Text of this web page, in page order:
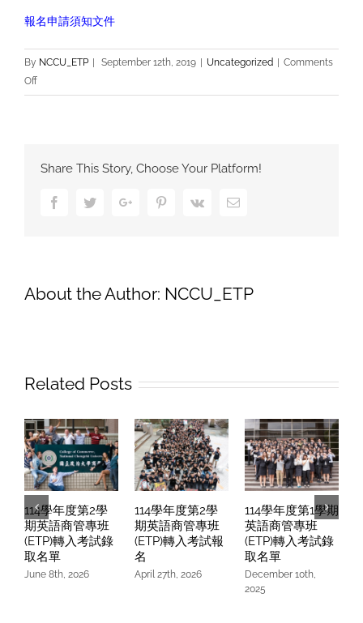
報名申請須知文件
By NCCU_ETP September 12th, 2019 Uncategorized
Comments
Offon
2020
院
Program，
學
Share This Story, Choose Your Platform!
FacebookTwitterGoogle+ PinterestVk Email
About the Author: NCCU_ETP
Related Posts
114學年度第2學
期英語商管專班
(ETP)轉入考試錄
取名單
June 8th, 2026
114學年度第2學
期英語商管專班
(ETP)轉入考試報
名
April 27th, 2026
114學年度第1學期
英語商管專班
(ETP)轉入考試錄
取名單
December 10th,
2025